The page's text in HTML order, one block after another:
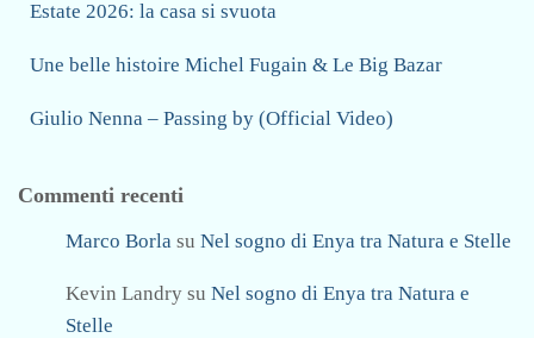
Estate 2026: la casa si svuota
Une belle histoire Michel Fugain & Le Big Bazar
Giulio Nenna – Passing by (Official Video)
Commenti recenti
Marco Borla su Nel sogno di Enya tra Natura e Stelle
Kevin Landry su Nel sogno di Enya tra Natura e
Stelle